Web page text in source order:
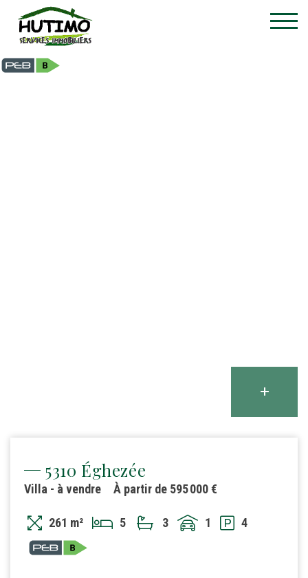
5310 Éghezée
À partir de 595 000 €
Villa - à vendre
261 m² 5 3 1 4